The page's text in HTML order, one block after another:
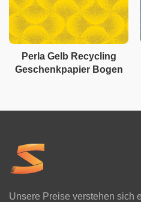
Perla Gelb Recycling
Geschenkpapier Bogen
Unsere Preise verstehen sich